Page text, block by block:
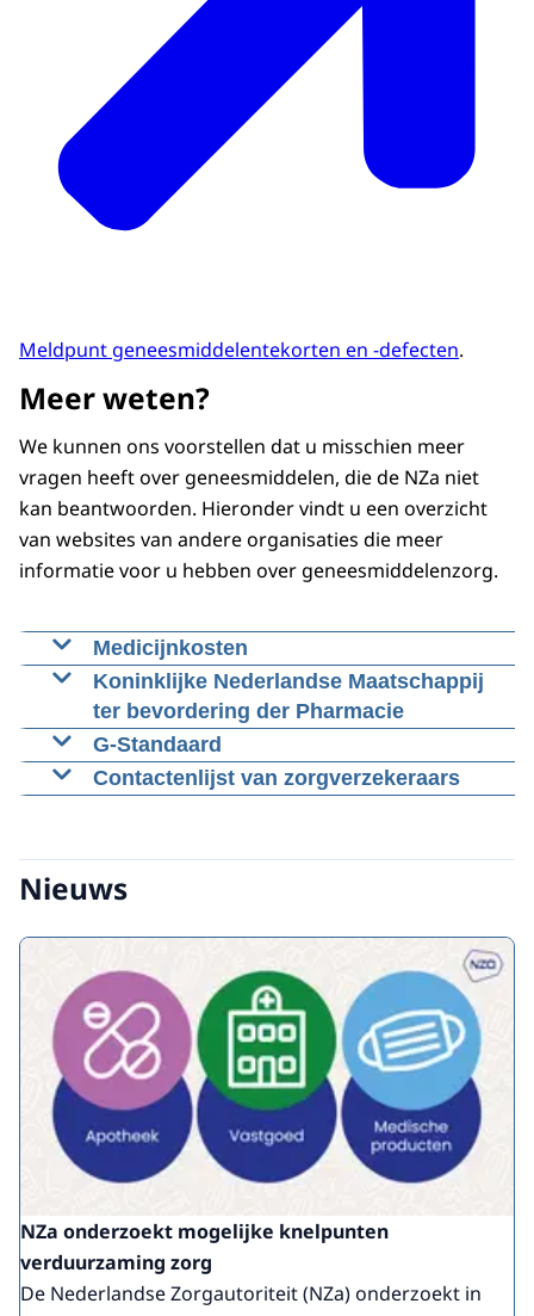
verder toenemen is het van belang dat het
Nederlandse geneesmiddelensysteem passend
is georganiseerd. Zorgaanbieders,
zorgverzekeraars, de overheid en de politiek
moeten zich samen inspannen om de
geneesmiddelenzorg toegankelijk te houden.
Meldpunt geneesmiddelentekorten en -defecten.
Meer weten?
We kunnen ons voorstellen dat u misschien meer
vragen heeft over geneesmiddelen, die de NZa niet
kan beantwoorden. Hieronder vindt u een overzicht
van websites van andere organisaties die meer
informatie voor u hebben over geneesmiddelenzorg.
Medicijnkosten
Op de website
Koninklijke Nederlandse Maatschappij
ter bevordering der Pharmacie
Beroeps- en brancheorganisatie voor
apothekers
G-Standaard
De
Contactenlijst van zorgverzekeraars
welke medicatie valt onder het
preferentiebeleid van de zorgverzekeraar. U
kunt contact opnemen met de betreffende
zorgverzekeraar via deze
Nieuws
NZa onderzoekt mogelijke knelpunten
verduurzaming zorg
De Nederlandse Zorgautoriteit (NZa) onderzoekt in